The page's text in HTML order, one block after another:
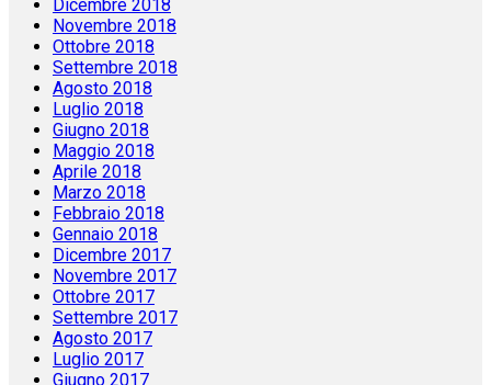
Dicembre 2018
Novembre 2018
Ottobre 2018
Settembre 2018
Agosto 2018
Luglio 2018
Giugno 2018
Maggio 2018
Aprile 2018
Marzo 2018
Febbraio 2018
Gennaio 2018
Dicembre 2017
Novembre 2017
Ottobre 2017
Settembre 2017
Agosto 2017
Luglio 2017
Giugno 2017